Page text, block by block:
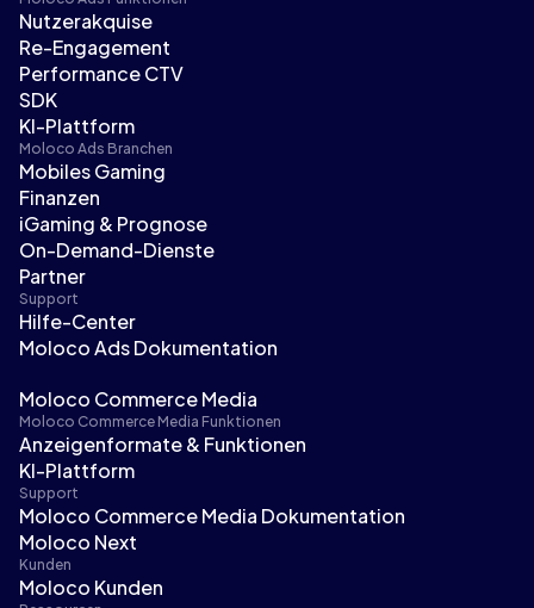
Nutzerakquise
Re-Engagement
Performance CTV
SDK
KI-Plattform
Moloco Ads Branchen
Mobiles Gaming
Finanzen
iGaming & Prognose
On-Demand-Dienste
Partner
Support
Hilfe-Center
Moloco Ads Dokumentation
Moloco Commerce Media
Moloco Commerce Media Funktionen
Anzeigenformate & Funktionen
KI-Plattform
Support
Moloco Commerce Media Dokumentation
Moloco Next
Kunden
Moloco Kunden